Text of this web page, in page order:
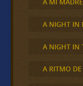
A NIGHT IN
A NIGHT IN
A RITMO